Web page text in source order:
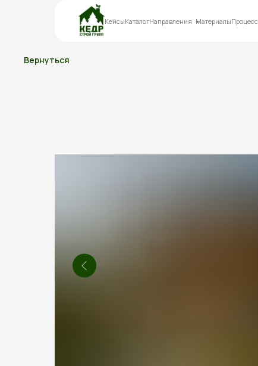
КейсыКаталогНаправления МатериалыПроцесс
Вернуться